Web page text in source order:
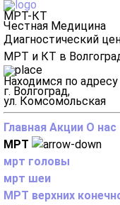
МРТ-КТ
Честная Медицина
Диагностический
МРТ и КТ в
Находимся по адресу
г. Волгоград,
ул. Комсомольская
Главная Акции О нас
МРТ
мрт головы
мрт шеи
МРТ верхних